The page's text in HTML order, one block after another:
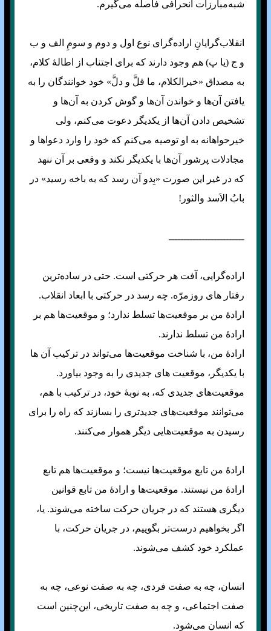
شبه‌مبارزات انحرافی فاصله می‌گیرم.
انقلاب‌گرایانِ اراده‌گرای نوع اول و دوم و سومِ الف و ب
و ج (یا پ) هم وجود دارند که برای اجتناب از اطالهٔ کلام،
به مصداق «خیرالکلام، ما قلَّ و دلَّ» خود خوانندگان را به
یافتن آن‌ها و خواندن آن‌ها و گوش کردن به آن‌ها و
تشخیص دادن آن‌ها از یکدیگر دعوت می‌کنم، ولی
خیرحواهانه به او توصیه می‌کنم که خود را وارد دعوا‌ها و
مجادلات پر‌شور آن‌ها با یکدیگر نکند و وقعی بر آن ننهد
که در غیر این صورت «بِدو آن رسد که به باخه رسید» در
بابُ الاَسد والثور!
ـــــــــــــــــــــــــ
اراده‌گرایی، آفت هر حرکتی است. حتی در ساده‌ترین
رفتار های روزمرّه. چه رسد در حرکتی با ابعاد انقلاب.
ارادهٔ من بر موقعیت‌ها تسلط ندارد؛ و موقعیت‌ها هم بر
ارادهٔ من تسلط ندارند.
ارادهٔ من، با شناخت موقعیت‌ها می‌تواند در ترکیب آن ها
با یکدیگر، موقعیت های جدیدی را به وجود بیاورد.
موقعیت‌های جدیدی که، به نوبهٔ خود، در ترکیب با هم،
می‌توانند موقعیت‌های جدید‌تری را بسازند که راه را برای
رسیدن به موقعیت‌هایی دیگر هموار می‌کنند.
ارادهٔ من تابع موقعیت‌ها نیست؛ و موقعیت‌ها هم تابع
ارادهٔ من نیستند. موقعیت‌ها و ارادهٔ من تابع قوانین
دیگری هستند که در جریان حرکت ساخته می‌شوند. یا،
اگر بخواهیم درست‌تر بگوییم، در جریان حرکت، با
عملکرد خود کشف می‌شوند.
انسان، چه به صفت فردی، چه به صفت نوعی، چه به
صفت اجتماعی، و چه به صفت تاریخی، این‌چنین است
که انسان می‌شود.